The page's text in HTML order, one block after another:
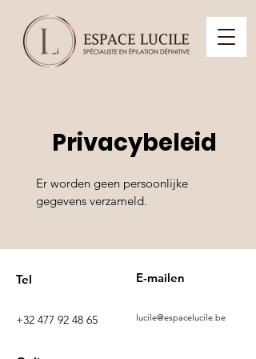
Privacybeleid
Er worden geen persoonlijke
gegevens verzameld.​
Tel E-mailen
+32 477 92 48 65 lucile@espacelucile.be